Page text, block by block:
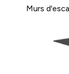
Murs